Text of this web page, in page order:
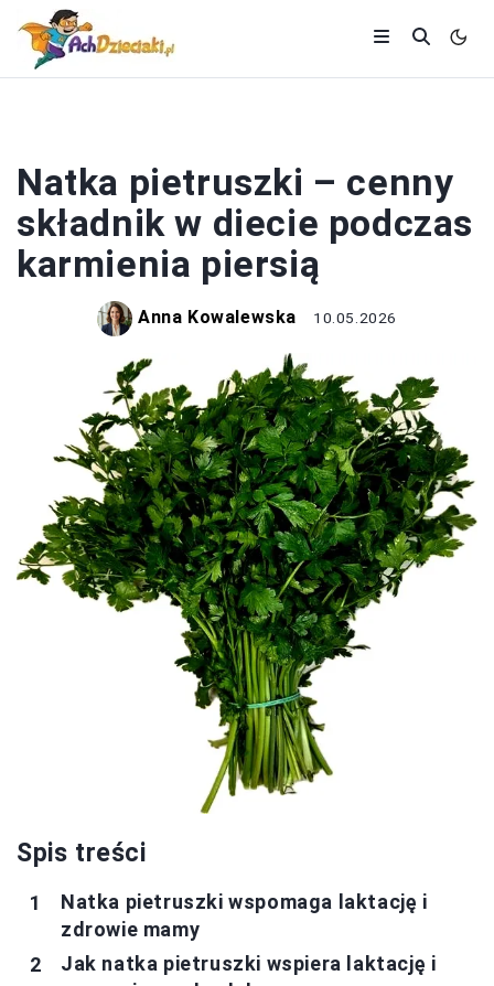
Natka pietruszki – cenny
składnik w diecie podczas
karmienia piersią
Anna Kowalewska 10.05.2026
Spis treści
Natka pietruszki wspomaga laktację i
zdrowie mamy
Jak natka pietruszki wspiera laktację i